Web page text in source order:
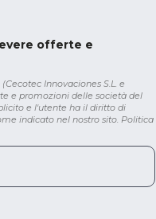
offerte e
Innovaciones S.L. e
e promozioni delle società del
e l'utente ha il diritto di
indicato nel nostro sito. Politica